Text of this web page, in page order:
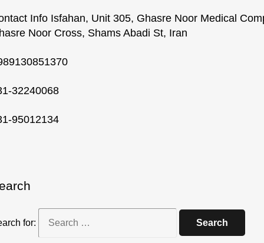
Info Isfahan, Unit 305, Ghasre Noor Medical
Noor Cross, Shams Abadi St, Iran
32240068
95012134
for: